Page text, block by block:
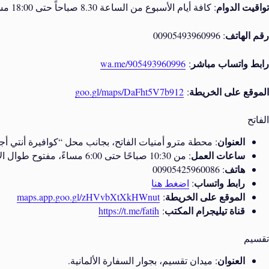
تواقيت الدوام: كافة أيام الأسبوع من الساعة 8.30 صباحاً حتى 18:00 مساءاً والعطلة يوم الأحد.
رقم الهاتف: 00905493960996
رابط واتساب مباشر :
wa.me/905493960996
الموقع على الخريطة:
goo.gl/maps/DaFht5V7b912
الفاتح
العنوان: محطة مترو أمنيات الفاتح، بجانب محل “كوافيرة أنتي
ساعات العمل: من 10:30 صباحًا حتى 6:00 مساءً، مفتوح طوال الأسبوع.
هاتف: 00905425960086
رابط واتساب: اضغط هنا
الموقع على الخريطة:
maps.app.goo.gl/zHVvbXtXkHWnut
قناة تيليجرام المكتب:
https://t.me/fatih
تقسيم
العنوان: ميدان تقسيم، بجوار السفارة الألمانية.